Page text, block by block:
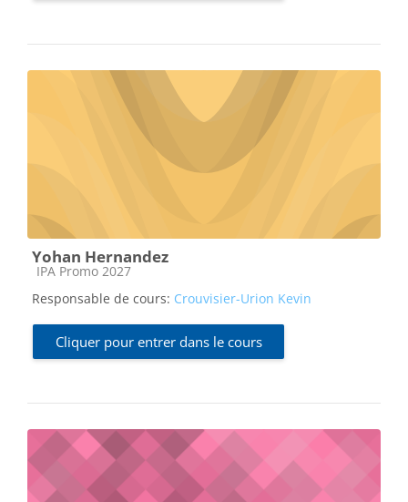
Yohan Hernandez
Catégorie de cours
IPA Promo 2027
Responsable de cours: Crouvisier-Urion Kevin
Cliquer pour entrer dans le cours